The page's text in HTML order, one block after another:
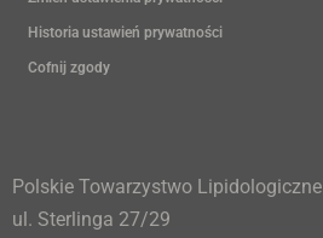
Historia ustawień prywatności
Cofnij zgody
Polskie Towarzystwo Lipidologiczne
ul. Sterlinga 27/29